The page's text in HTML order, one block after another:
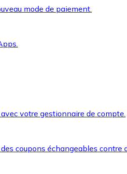
mode de paiement.
votre gestionnaire de compte.
coupons échangeables contre